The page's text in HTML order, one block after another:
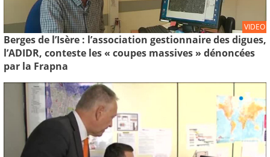
VIDEO
Berges de l’Isère : l’association gestionnaire des digues,
l’ADIDR, conteste les « coupes massives » dénoncées
par la Frapna